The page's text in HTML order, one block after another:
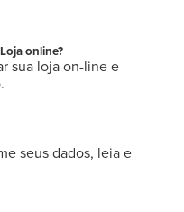
online?
sua loja on-line e
seus dados, leia e